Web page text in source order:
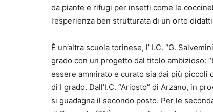
da piante e rifugi per insetti come le
l’esperienza ben strutturata di un orto
È un’altra scuola torinese, l’ I.C. “G.
grado con un progetto dal titolo ambizioso:
essere ammirato e curato sia dai più
di I grado. Dall’I.C. “Ariosto” di Arzano, in
si guadagna il secondo posto. Per le